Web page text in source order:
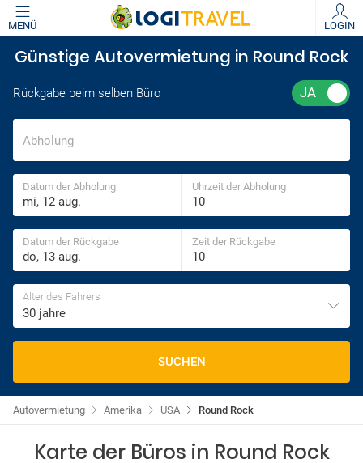
MENÜ LOGIN
Günstige Autovermietung in Round Rock
Rückgabe beim selben Büro
Abholung
Datum der Abholung Uhrzeit der Abholung
Datum der Rückgabe Zeit der Rückgabe
Alter des Fahrers
30 jahre
SUCHEN
Round Rock
USA
Amerika
Autovermietung
Karte der Büros in Round Rock